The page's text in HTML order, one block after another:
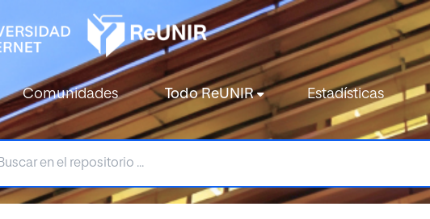
Comunidades Todo ReUNIR Estadísticas